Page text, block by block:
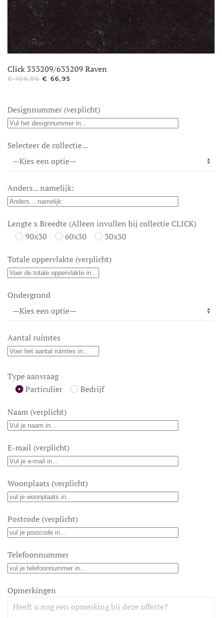
Click 333209/633209 Raven
€106,95 OORSPRONKELIJKE
€ 66,95
Designnummer (verplicht)
Selecteer de collectie...
Anders... namelijk:
Lengte x Breedte (Alleen invullen bij collectie CLICK)
90x30
60x30 30x30
Totale oppervlakte (verplicht)
Ondergrond
Aantal ruimtes
Type aanvraag
Particulier
Bedrijf
Naam (verplicht)
E-mail (verplicht)
Woonplaats (verplicht)
Postcode (verplicht)
Telefoonnummer
Opmerkingen